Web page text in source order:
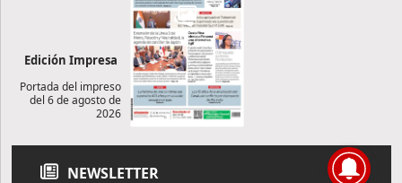
Edición Impresa
Portada del impreso
del 6 de agosto de
2026
NEWSLETTER